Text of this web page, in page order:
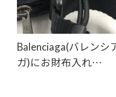
Balenciaga(バレンシ
ガ)にお財布入れ…